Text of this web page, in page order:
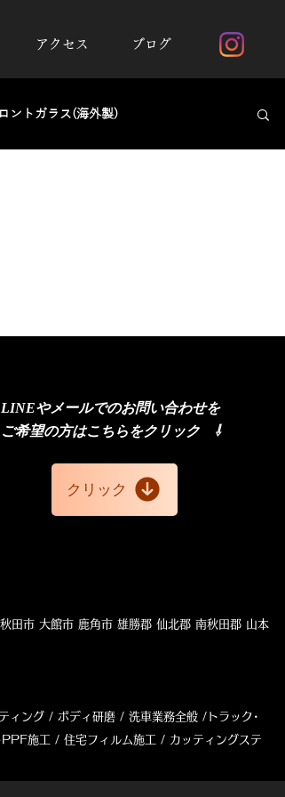
アクセス ブログ
ントガラス(海外製)
LINEやメールでのお問い合わせを
ご希望の方はこちら​をクリック ⇩
クリック
田市 大館市 鹿角市 雄勝郡 仙北郡 南秋田郡 山本
ィング / ボディ研磨 / 洗車業務全般 / トラック･
施工 / 住宅フィルム施工 / カッティングステ